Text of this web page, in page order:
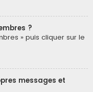
?
» puis cliquer sur le
messages et